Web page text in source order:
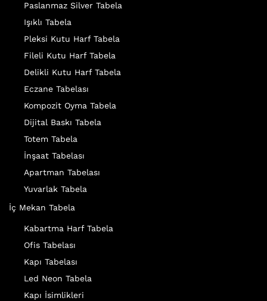
Paslanmaz Silver Tabela
Işıklı Tabela
Pleksi Kutu Harf Tabela
Fileli Kutu Harf Tabela
Delikli Kutu Harf Tabela
Eczane Tabelası
Kompozit Oyma Tabela
Dijital Baskı Tabela
Totem Tabela
İnşaat Tabelası
Apartman Tabelası
Yuvarlak Tabela
İç Mekan Tabela
Kabartma Harf Tabela
Ofis Tabelası
Kapı Tabelası
Led Neon Tabela
Kapı İsimlikleri